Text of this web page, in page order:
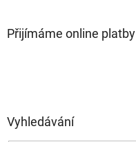
Přijímáme online platby
Vyhledávání